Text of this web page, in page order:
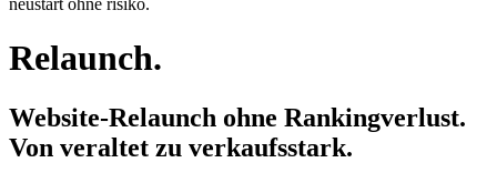
neustart ohne risiko.
Relaunch.
Website-Relaunch ohne Rankingverlust.
Von veraltet zu verkaufsstark.